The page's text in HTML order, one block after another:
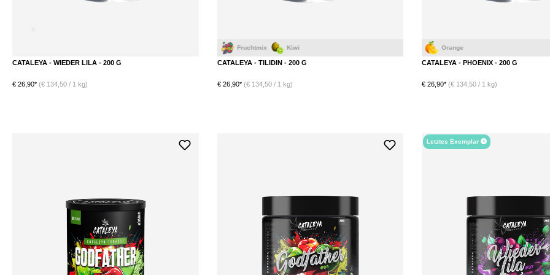
CATALEYA - WIEDER LILA - 200 G
€ 26,90* (€ 134,50 / 1 kg)
Kiwi
CATALEYA - TILIDIN - 200 G
€ 26,90*(€ 134,50 / 1 kg)
CATALEYA - PHOENIX - 200 G
€ 26,90* (€ 134,50 / 1 kg)
Letztes Exemplar